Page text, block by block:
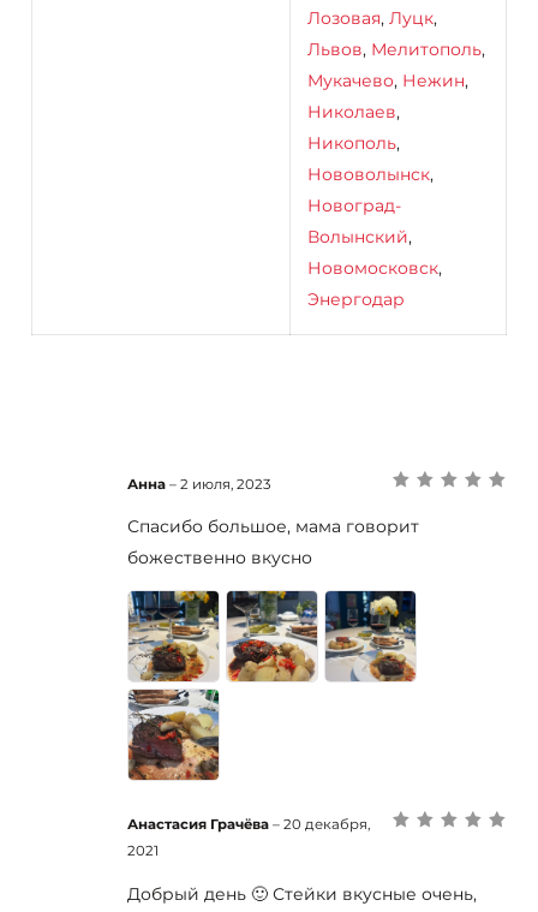
Лозовая, Луцк,
Львов, Мелитополь,
Мукачево, Нежин,
Николаев,
Никополь,
Нововолынск,
Новоград-
Волынский,
Новомосковск,
Энергодар
Анна – 2 июля, 2023
Спасибо большое, мама говорит
божественно вкусно
Анастасия Грачёва – 20 декабря,
2021
Добрый день 🙂 Стейки вкусные очень,